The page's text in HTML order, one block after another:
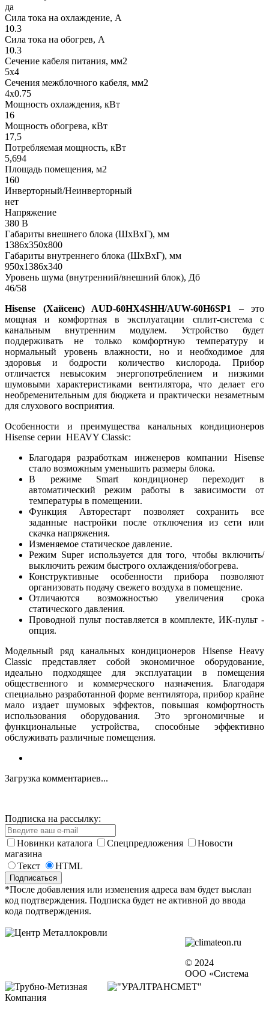
да
Сила тока на охлаждение, А
10.3
Сила тока на обогрев, А
10.3
Сечение кабеля питания, мм2
5x4
Сечения межблочного кабеля, мм2
4x0.75
Мощность охлаждения, кВт
16
Мощность обогрева, кВт
17,5
Потребляемая мощность, кВт
5,694
Площадь помещения, м2
160
Инверторный/Неинверторный
нет
Напряжение
380 В
Габариты внешнего блока (ШхВхГ), мм
1386х350х800
Габариты внутреннего блока (ШхВхГ), мм
950х1386х340
Уровень шума (внутренний/внешний блок), Дб
46/58
Hisense (Хайсенс) AUD-60HX4SHH/AUW-60H6SP1
– это
мощная и комфортная в эксплуатации сплит-система с
канальным внутренним модулем. Устройство будет
поддерживать не только комфортную температуру и
нормальный уровень влажности, но и необходимое для
здоровья и бодрости количество кислорода. Прибор
отличается невысоким энергопотреблением и низкими
шумовыми характеристиками вентилятора, что делает его
необременительным для бюджета и практически незаметным
для слухового восприятия.
Особенности и преимущества канальных кондиционеров
Hisense серии HEAVY Classic:
Благодаря разработкам инженеров компании Hisense
стало возможным уменьшить размеры блока.
В режиме Smart кондиционер переходит в
автоматический режим работы в зависимости от
температуры в помещении.
Функция Авторестарт позволяет сохранить все
заданные настройки после отключения из сети или
скачка напряжения.
Изменяемое статическое давление.
Режим Super используется для того, чтобы включить/
выключить режим быстрого охлаждения/обогрева.
Конструктивные особенности прибора позволяют
организовать подачу свежего воздуха в помещение.
Отличаются возможностью увеличения срока
статического давления.
Проводной пульт поставляется в комплекте, ИК-пульт -
опция.
Модельный ряд канальных кондиционеров Hisense Heavy
Classic представляет собой экономичное оборудование,
идеально подходящее для эксплуатации в помещения
общественного и коммерческого назначения. Благодаря
специально разработанной форме вентилятора, прибор крайне
мало издает шумовых эффектов, повышая комфортность
использования оборудования. Это эргономичные и
функциональные устройства, способные эффективно
обслуживать различные помещения.
Загрузка комментариев...
Подписка на рассылку:
Новинки каталога Спецпредложения
Новости
магазина
Текст
HTML
*После добавления или изменения адреса вам будет выслан
код подтверждения. Подписка будет не активной до ввода
кода подтверждения.
© 2024
ООО «Система